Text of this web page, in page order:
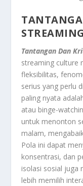
Tantangan Dan
streaming culture
fleksibilitas,
serius yang perlu
paling nyata
atau binge-
untuk menonton
malam,
Pola ini dapat
konsentrasi, dan
isolasi sosial juga
lebih memilih